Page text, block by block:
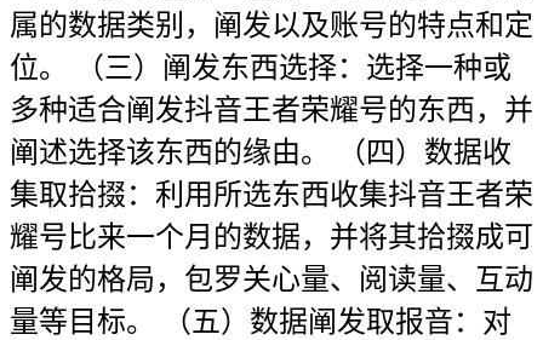
属的数据类别，阐发以及账号的特点和定
位。 （三）阐发东西选择：选择一种或
多种适合阐发抖音王者荣耀号的东西，并
阐述选择该东西的缘由。 （四）数据收
集取拾掇：利用所选东西收集抖音王者荣
耀号比来一个月的数据，并将其拾掇成可
阐发的格局，包罗关心量、阅读量、互动
量等目标。 （五）数据阐发取报音：对